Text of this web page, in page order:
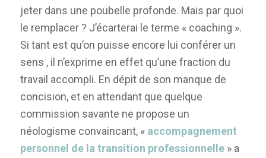
jeter dans une poubelle profonde. Mais par quoi
le remplacer ? J’écarterai le terme « coaching ».
Si tant est qu’on puisse encore lui conférer un
sens , il n’exprime en effet qu’une fraction du
travail accompli. En dépit de son manque de
concision, et en attendant que quelque
commission savante ne propose un
néologisme convaincant, « accompagnement
personnel de la transition professionnelle » a